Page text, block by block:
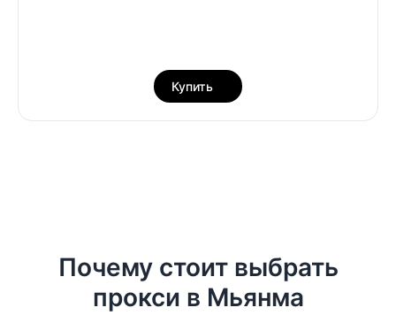
Купить
Почему стоит выбрать
прокси в Мьянма